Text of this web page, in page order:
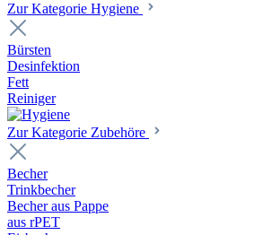
Zur Kategorie Hygiene
Bürsten
Desinfektion
Fett
Reiniger
Zur Kategorie Zubehöre
Becher
Trinkbecher
Becher aus Pappe
aus rPET